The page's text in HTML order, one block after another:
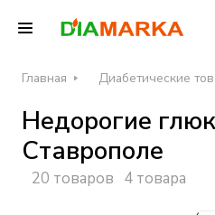
Главная Диабетические
Недорогие
Ставрополе
20 товаров 4 товара